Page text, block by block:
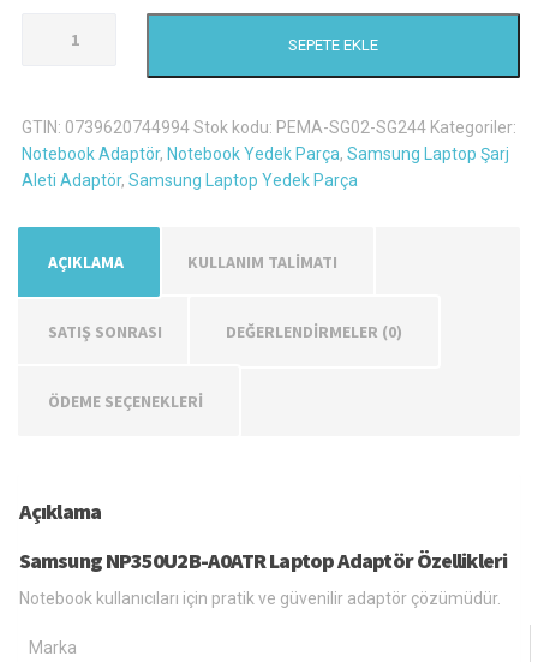
NP350U2B-
Aleti
Adaptör
adet
SEPETE EKLE
GTIN: 0739620744994Stok kodu: PEMA-SG02-SG244 Kategoriler:
Notebook Adaptör, Notebook Yedek Parça, Samsung Laptop Şarj
Aleti Adaptör, Samsung Laptop Yedek Parça
AÇIKLAMA KULLANIM TALİMATI
SATIŞ SONRASI DEĞERLENDIRMELER (0)
ÖDEME SEÇENEKLERİ
Açıklama
Samsung NP350U2B-A0ATR Laptop Adaptör Özellikleri
Notebook kullanıcıları için pratik ve güvenilir adaptör çözümüdür.
Marka